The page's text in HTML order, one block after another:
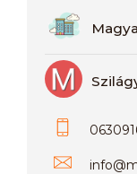
info@